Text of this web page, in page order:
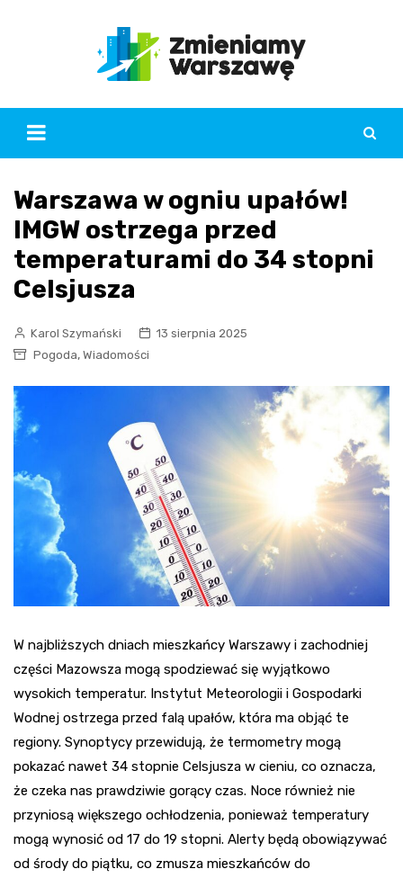
Warszawa w ogniu upałów!
IMGW ostrzega przed
temperaturami do 34 stopni
Celsjusza
Karol Szymański
13 sierpnia 2025
Pogoda, Wiadomości
W najbliższych dniach mieszkańcy Warszawy i zachodniej
części Mazowsza mogą spodziewać się wyjątkowo
wysokich temperatur. Instytut Meteorologii i Gospodarki
Wodnej ostrzega przed falą upałów, która ma objąć te
regiony. Synoptycy przewidują, że termometry mogą
pokazać nawet 34 stopnie Celsjusza w cieniu, co oznacza,
że czeka nas prawdziwie gorący czas. Noce również nie
przyniosą większego ochłodzenia, ponieważ temperatury
mogą wynosić od 17 do 19 stopni. Alerty będą obowiązywać
od środy do piątku, co zmusza mieszkańców do